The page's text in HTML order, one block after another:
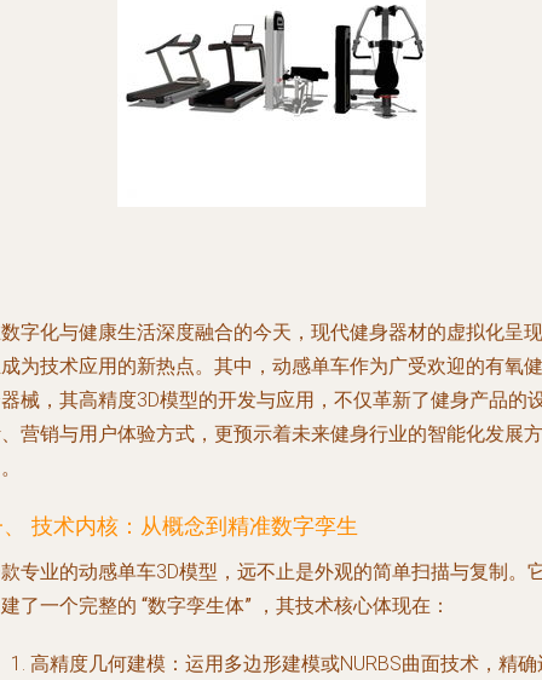
字化与健康生活深度融合的今天，现代健身器材的虚拟化呈现
为技术应用的新热点。其中，动感单车作为广受欢迎的有氧健
械，其高精度3D模型的开发与应用，不仅革新了健身产品的
营销与用户体验方式，更预示着未来健身行业的智能化发展方
技术内核：从概念到精准数字孪生
专业的动感单车3D模型，远不止是外观的简单扫描与复制。
了一个完整的 “数字孪生体” ，其技术核心体现在：
高精度几何建模 ：运用多边形建模或NURBS曲面技术，精确